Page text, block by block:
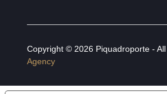
Copyright © 2026 Piquadroporte -
Agency